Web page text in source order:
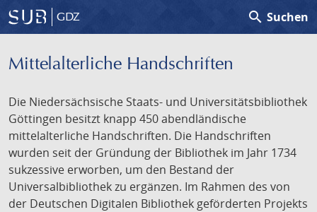
GDZ search Suchen
Mittelalterliche Handschriften
Die Niedersächsische Staats- und Universitätsbibliothek
Göttingen besitzt knapp 450 abendländische
mittelalterliche Handschriften. Die Handschriften
wurden seit der Gründung der Bibliothek im Jahr 1734
sukzessive erworben, um den Bestand der
Universalbibliothek zu ergänzen. Im Rahmen des von
der Deutschen Digitalen Bibliothek geförderten Projekts